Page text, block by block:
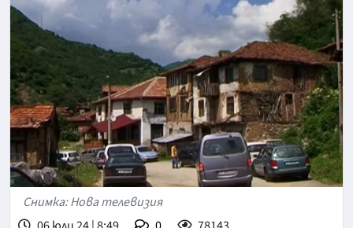
Снимка: Нова телевизия